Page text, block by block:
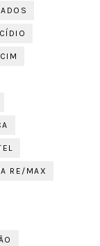
RE/MAX